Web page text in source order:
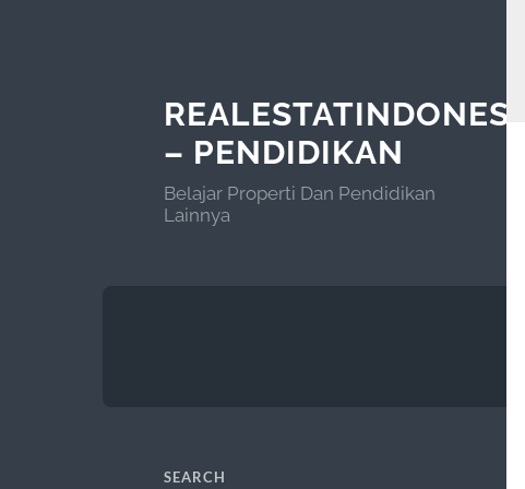
REALESTATINDONESIA
– PENDIDIKAN
Belajar Properti Dan Pendidikan
Lainnya
SEARCH